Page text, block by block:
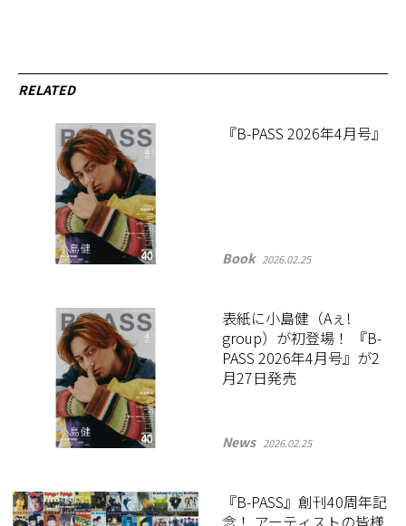
RELATED
『B-PASS 2026年4月号』
Book 2026.02.25
表紙に小島健（Aぇ!
group）が初登場！ 『B-
PASS 2026年4月号』が2
月27日発売
News 2026.02.25
『B-PASS』創刊40周年記
念！ アーティストの皆様